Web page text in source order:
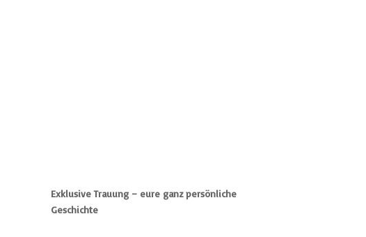
Exklusive Trauung – eure ganz persönliche
Geschichte